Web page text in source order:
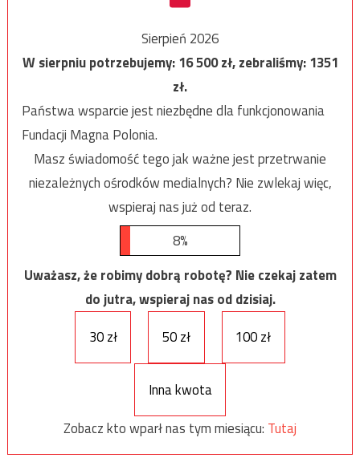
Sierpień 2026
W sierpniu potrzebujemy:16 500zł, zebraliśmy:1351
zł.
Państwa wsparcie jest niezbędne dla funkcjonowania
Fundacji Magna Polonia.
Masz świadomość tego jak ważne jest przetrwanie
niezależnych ośrodków medialnych? Nie zwlekaj więc,
wspieraj nas już od teraz.
8%
Uważasz, że robimy dobrą robotę? Nie czekaj zatem
do jutra, wspieraj nas od dzisiaj.
30 zł
50 zł 100 zł
Inna kwota
Zobacz kto wparł nas tym miesiącu: Tutaj